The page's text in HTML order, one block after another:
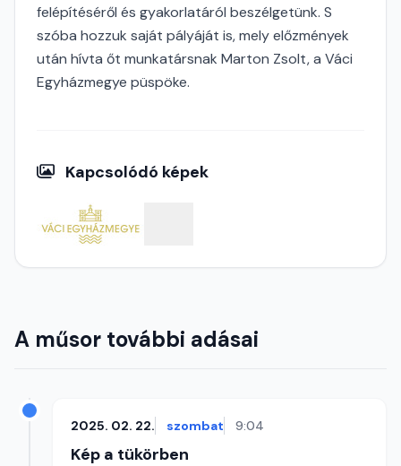
felépítéséről és gyakorlatáról beszélgetünk. S
szóba hozzuk saját pályáját is, mely előzmények
után hívta őt munkatársnak Marton Zsolt, a Váci
Egyházmegye püspöke.
Kapcsolódó képek
A műsor további adásai
2025. 02. 22. szombat 9:04
Kép a tükörben